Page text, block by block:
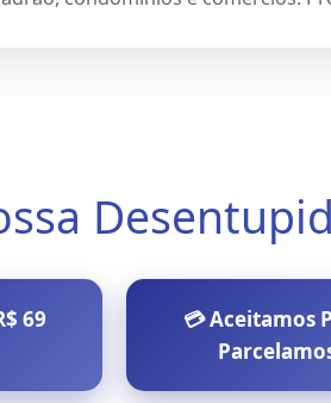
69
💳 Aceitamos